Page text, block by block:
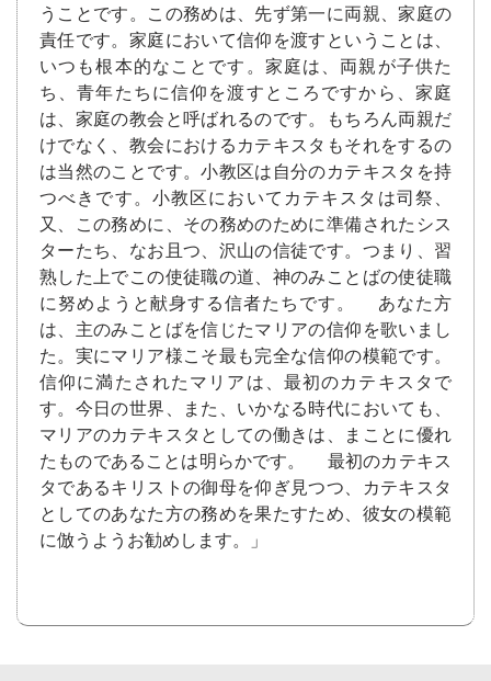
うことです。この務めは、先ず第一に両親、家庭の
責任です。家庭において信仰を渡すということは、
いつも根本的なことです。家庭は、両親が子供た
ち、青年たちに信仰を渡すところですから、家庭
は、家庭の教会と呼ばれるのです。もちろん両親だ
けでなく、教会におけるカテキスタもそれをするの
は当然のことです。小教区は自分のカテキスタを持
つべきです。小教区においてカテキスタは司祭、
又、この務めに、その務めのために準備されたシス
ターたち、なお且つ、沢山の信徒です。つまり、習
熟した上でこの使徒職の道、神のみことばの使徒職
に努めようと献身する信者たちです。 あなた方
は、主のみことばを信じたマリアの信仰を歌いまし
た。実にマリア様こそ最も完全な信仰の模範です。
信仰に満たされたマリアは、最初のカテキスタで
す。今日の世界、また、いかなる時代においても、
マリアのカテキスタとしての働きは、まことに優れ
たものであることは明らかです。 最初のカテキス
タであるキリストの御母を仰ぎ見つつ、カテキスタ
としてのあなた方の務めを果たすため、彼女の模範
に倣うようお勧めします。」